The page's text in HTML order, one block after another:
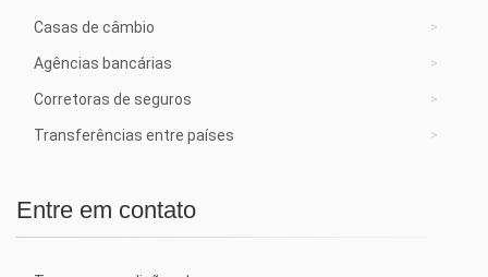
Casas de câmbio
Agências bancárias
Corretoras de seguros
Transferências entre países
Entre em contato